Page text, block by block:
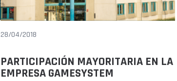
28/04/2018
PARTICIPACIÓN MAYORITARIA EN LA
EMPRESA GAMESYSTEM